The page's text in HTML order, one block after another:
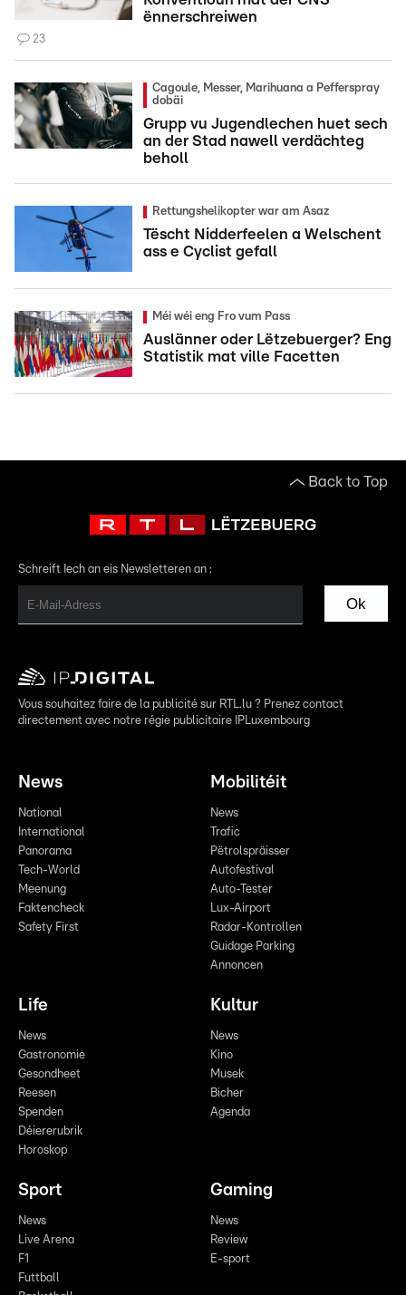
ënnerschreiwen
23
Cagoule, Messer, Marihuana a Pefferspray
dobäi
Grupp vu Jugendlechen huet sech
an der Stad nawell verdächteg
beholl
Rettungshelikopter war am Asaz
Tëscht Nidderfeelen a Welschent
ass e Cyclist gefall
Méi wéi eng Fro vum Pass
Auslänner oder Lëtzebuerger? Eng
Statistik mat ville Facetten
Back to Top
Schreift Iech an eis Newsletteren an :
Ok
Vous souhaitez faire de la publicité sur RTL.lu ? Prenez contact
directement avec notre régie publicitaire IPLuxembourg
News
National
International
Panorama
Tech-World
Meenung
Faktencheck
Safety First
Mobilitéit
News
Trafic
Pëtrolspräisser
Autofestival
Auto-Tester
Lux-Airport
Radar-Kontrollen
Guidage Parking
Annoncen
Life
News
Gastronomie
Gesondheet
Reesen
Spenden
Déiererubrik
Horoskop
Kultur
News
Kino
Musek
Bicher
Agenda
Sport
News
Live Arena
F1
Futtball
Gaming
News
Review
E-sport